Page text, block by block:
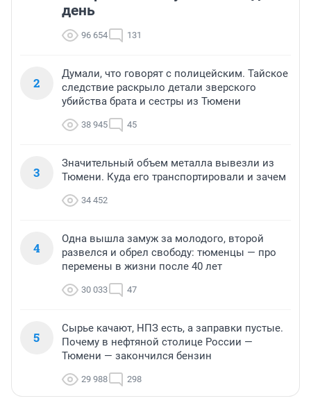
день
96 654 131
2
Думали, что говорят с полицейским. Тайское
следствие раскрыло детали зверского
убийства брата и сестры из Тюмени
38 945 45
3
Значительный объем металла вывезли из
Тюмени. Куда его транспортировали и зачем
34 452
4
Одна вышла замуж за молодого, второй
развелся и обрел свободу: тюменцы — про
перемены в жизни после 40 лет
30 033 47
5
Сырье качают, НПЗ есть, а заправки пустые.
Почему в нефтяной столице России —
Тюмени — закончился бензин
29 988 298